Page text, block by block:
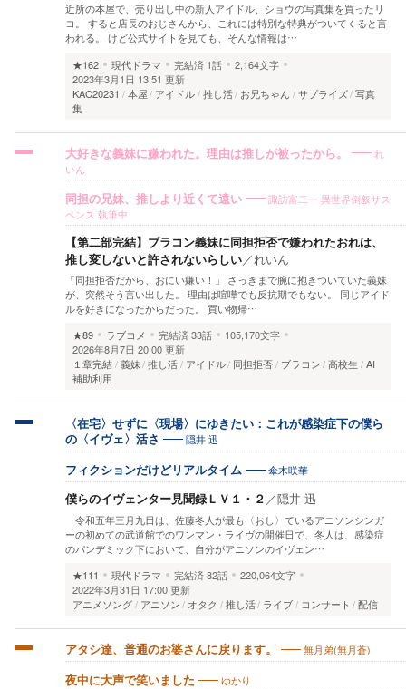
近所の本屋で、売り出し中の新人アイドル、ショウの写真集を買ったリ
コ。 すると店長のおじさんから、これには特別な特典がついてくると言
われる。 けど公式サイトを見ても、そんな情報は…
★162
現代ドラマ 完結済 1話
2,164文字
2023年3月1日 13:51 更新
KAC20231
本屋 アイドル 推し活 お兄ちゃん サプライズ 写真
集
大好きな義妹に嫌われた。理由は推しが被ったから。
れ
いん
同担の兄妹、推しより近くて遠い
諏訪富二一 異世界倒叙サス
ペンス 執筆中
【第二部完結】ブラコン義妹に同担拒否で嫌われたおれは、
推し変しないと許されないらしい／れいん
「同担拒否だから、おにい嫌い！」 さっきまで腕に抱きついていた義妹
が、突然そう言い出した。 理由は喧嘩でも反抗期でもない。 同じアイド
ルを好きになったからだった。 買い物帰…
★89
ラブコメ 完結済33話
105,170文字
2026年8月7日 20:00 更新
１章完結 義妹 推し活 アイドル 同担拒否 ブラコン 高校生
AI
補助利用
〈在宅〉せずに〈現場〉にゆきたい：これが感染症下の僕ら
の〈イヴェ〉活さ
隠井 迅
フィクションだけどリアルタイム 傘木咲華
僕らのイヴェンター見聞録ＬＶ１・２ ／隠井 迅
令和五年三月九日は、佐藤冬人が最も〈おし〉ているアニソンシンガ
ーの初めての武道館でのワンマン・ライヴの開催日で、冬人は、感染症
のパンデミック下において、自分がアニソンのイヴェン…
★111
現代ドラマ 完結済82話
220,064文字
2022年3月31日 17:00 更新
アニメソング
アニソン オタク 推し活 ライブ コンサート 配信
アタシ達、普通のお婆さんに戻ります。 無月弟(無月蒼)
夜中に大声で笑いました ゆかり